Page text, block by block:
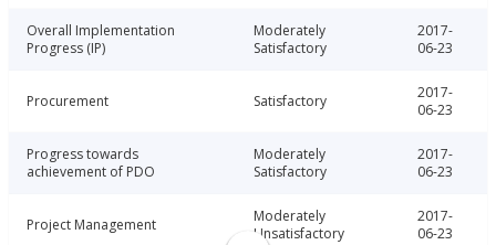
Overall Implementation
Progress (IP)
Moderately
Satisfactory
2017-
06-23
Procurement Satisfactory
2017-
06-23
Progress towards
achievement of PDO
Moderately
Satisfactory
2017-
06-23
Project Management
Moderately
Unsatisfactory
2017-
06-23